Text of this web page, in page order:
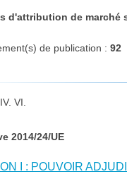
d'attribution de marché
de publication :92
VI.
2014/24/UE
I : POUVOIR